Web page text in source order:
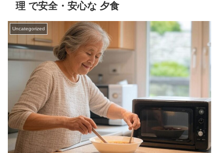
理 で安全・安心な 夕食
Uncategorized